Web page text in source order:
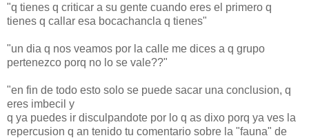
"q tienes q criticar a su gente cuando eres el primero q
tienes q callar esa bocachancla q tienes"
"un dia q nos veamos por la calle me dices a q grupo
pertenezco porq no lo se vale??"
"en fin de todo esto solo se puede sacar una conclusion, q
eres imbecil y
q ya puedes ir disculpandote por lo q as dixo porq ya ves la
repercusion q an tenido tu comentario sobre la "fauna" de